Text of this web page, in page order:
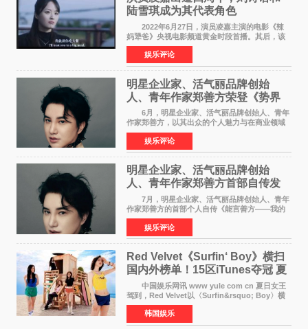
陆雪琪成为其代表角色
2022年6月27日，演员凌嘉主演的电影《辣
妈犟爸》央视电影频道黄金时段首播。其后，该
电影在央视电影频道多次复播（2022年8月10
日，2022年9月30日，2023年7月17日，2025年7
月14日）。除了多次复
娱乐评论
明星企业家、活气丽品牌创始
人、青年作家郑善方荣登《势界
POWERCIRCLES》6月刊
6月，明星企业家、活气丽品牌创始人、青年
作家郑善方，以其出众的个人魅力与在商业领域
的卓越建树，成功登上《势界
POWERCIRCLES》，展现了他在时尚与商业领
域的双重影响力。 明星企业家、青
娱乐评论
明星企业家、活气丽品牌创始
人、青年作家郑善方首部自传发
布， 书写跨界创业者的成长答卷
7月，明星企业家、活气丽品牌创始人、青年
作家郑善方的首部个人自传《能言善方——我的
跨界人生》正式发行。这本书以他的人生轨迹为
脉络，首次完整公开了从逐梦少年到横跨美业、
公益等多领域的
娱乐评论
Red Velvet《Surfin‘ Boy》横扫
国内外榜单！15区iTunes夺冠 夏
日女王强势回归
中国娱乐网讯 www yule com cn 夏日女王
驾到，Red Velvet以〈Surfin&rsquo; Boy〉横
扫国内外榜单，获得音乐粉丝的热烈反响。
Red Velvet于3日发行了夏日迷你专辑《Velvet
Summer》，
韩国娱乐